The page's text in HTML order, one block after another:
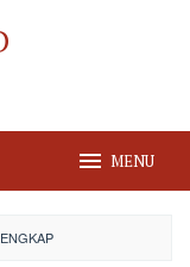
MENU